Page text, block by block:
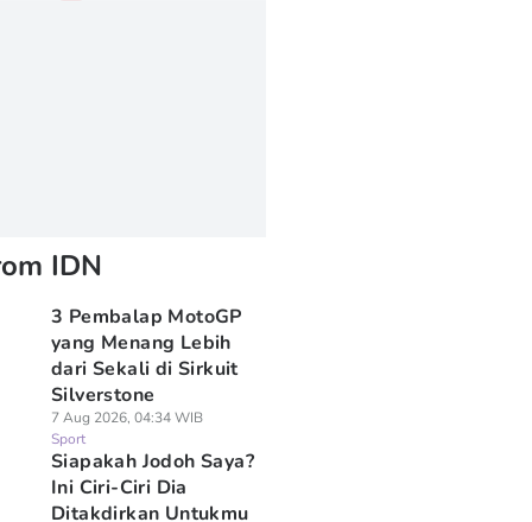
IDN
3 Pembalap MotoGP
yang Menang Lebih
dari Sekali di Sirkuit
Silverstone
7 Aug 2026, 04:34 WIB
Sport
Siapakah Jodoh Saya?
Ini Ciri-Ciri Dia
Ditakdirkan Untukmu